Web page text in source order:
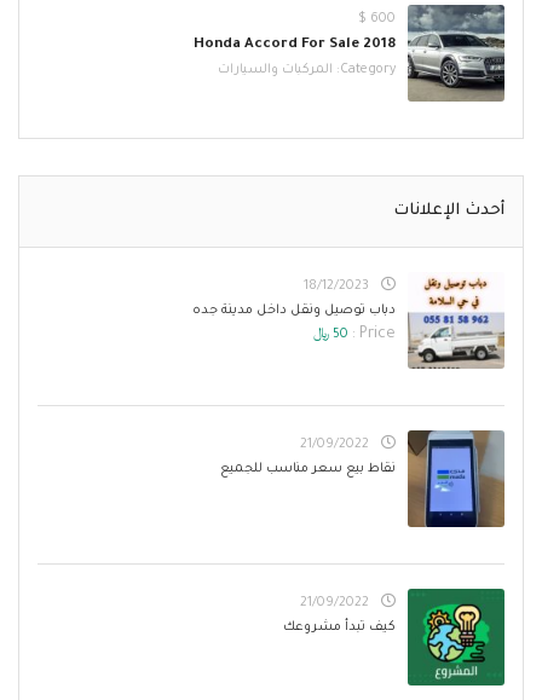
600 $
2018 Honda Accord For Sale
Category: المركبات والسيارات
أحدث الإعلانات
18/12/2023
دباب توصيل ونقل داخل مدينة جده
Price : 50 ﷼
21/09/2022
نقاط بيع سعر مناسب للجميع
21/09/2022
كيف تبدأ مشروعك